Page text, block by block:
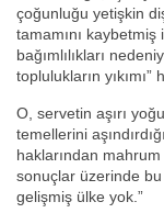
çoğunluğu yetişkin
tamamını
bağımlılıkları
toplulukların yıkımı”
O, servetin aşırı
temellerini
haklarından
sonuçlar üzerinde
gelişmiş ülke yok.”